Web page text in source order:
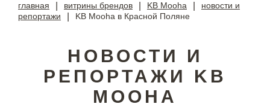
главная витрины брендов KB Mooha
новости и
репортажи
KB Mooha в Красной Поляне
НОВОСТИ И
РЕПОРТАЖИ KB
MOOHA